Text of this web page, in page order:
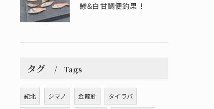
鯵&白甘鯛便釣果！
タグ Tags
紀北 シマノ 金龍針 タイラバ